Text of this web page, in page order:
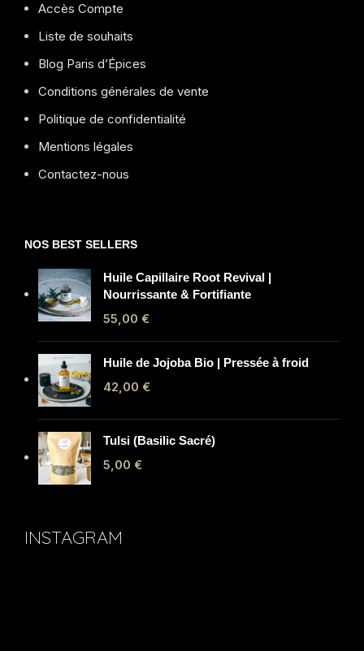
Accès Compte
Liste de souhaits
Blog Paris d’Épices
Conditions générales de vente
Politique de confidentialité
Mentions légales
Contactez-nous
NOS BEST SELLERS
Huile Capillaire Root Revival |
Nourrissante & Fortifiante
55,00 €
Huile de Jojoba Bio | Pressée à froid
42,00 €
Tulsi (Basilic Sacré)
5,00 €
INSTAGRAM